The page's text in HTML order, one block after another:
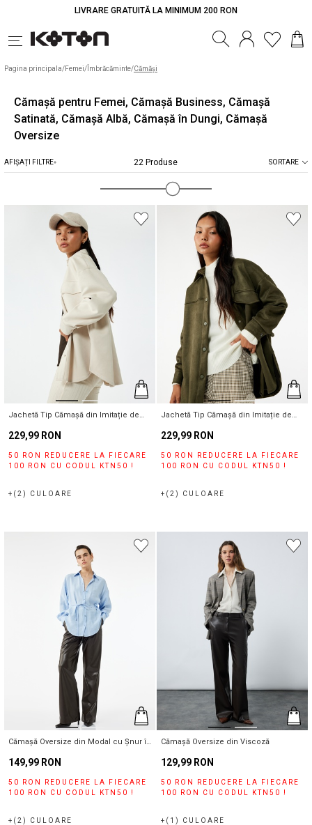
LIVRARE GRATUITĂ LA MINIMUM 200 RON
Cămașă pentru Femei, Cămașă Business, Cămașă
Satinată, Cămașă Albă, Cămașă în Dungi, Cămașă
Oversize
Pagina principala/Femei/ Îmbrăcăminte/Cămăși
AFIȘAȚI FILTRE 22 Produse SORTARE
Jachetă Tip Cămașă din Imitație de
229,99 RON
50 RON REDUCERE LA FIECARE
100 RON CU CODUL KTN50 !
+(2) CULOARE
Jachetă Tip Cămașă din Imitație de
229,99 RON
50 RON REDUCERE LA FIECARE
100 RON CU CODUL KTN50 !
+(2) CULOARE
Cămașă Oversize din Modal cu Șnur în
149,99 RON
50 RON REDUCERE LA FIECARE
100 RON CU CODUL KTN50 !
+(2) CULOARE
Cămașă Oversize din Viscoză
129,99 RON
50 RON REDUCERE LA FIECARE
100 RON CU CODUL KTN50 !
+(1) CULOARE